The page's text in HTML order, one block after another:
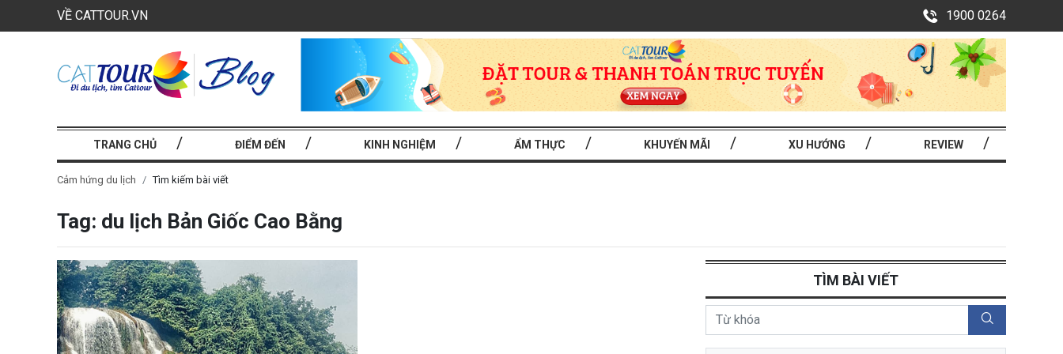
VỀ CATTOUR.VN 1900 0264
TRANG CHỦ ĐIỂM ĐẾN KINH NGHIỆM ẨM THỰC KHUYẾN MÃI XU HƯỚNG REVIEW
Cảm hứng du lịch Tìm kiếm bài viết
Tag: du lịch Bản Giốc Cao Bằng
TÌM BÀI VIẾT